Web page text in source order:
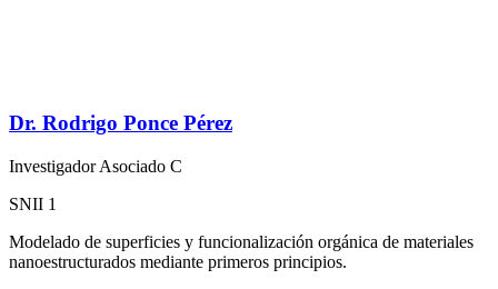
Dr. Rodrigo Ponce Pérez
Investigador Asociado C
SNII 1
Modelado de superficies y funcionalización orgánica de materiales
nanoestructurados mediante primeros principios.